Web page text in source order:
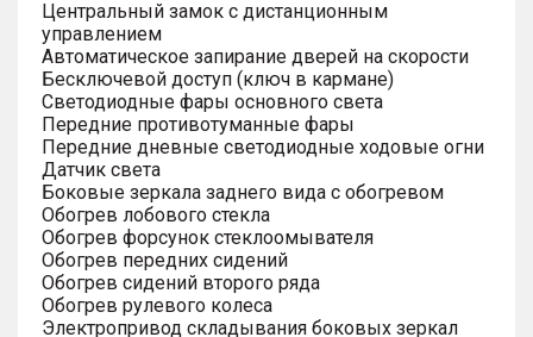
Центральный замок с дистанционным
управлением
Автоматическое запирание дверей на скорости
Бесключевой доступ (ключ в кармане)
Светодиодные фары основного света
Передние противотуманные фары
Передние дневные светодиодные ходовые огни
Датчик света
Боковые зеркала заднего вида с обогревом
Обогрев лобового стекла
Обогрев форсунок стеклоомывателя
Обогрев передних сидений
Обогрев сидений второго ряда
Обогрев рулевого колеса
Электропривод складывания боковых зеркал